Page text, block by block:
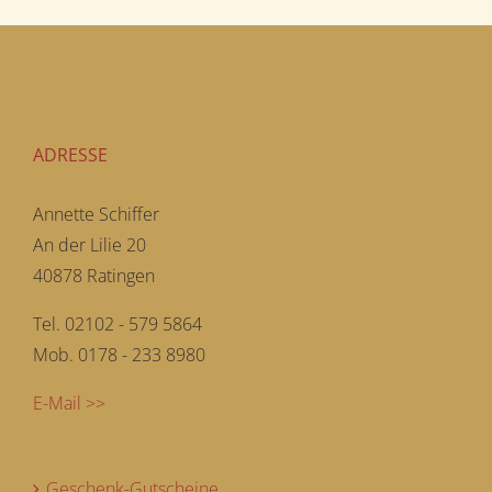
ADRESSE
Annette Schiffer
An der Lilie 20
40878 Ratingen
Tel. 02102 - 579 5864
Mob. 0178 - 233 8980
E-Mail >>